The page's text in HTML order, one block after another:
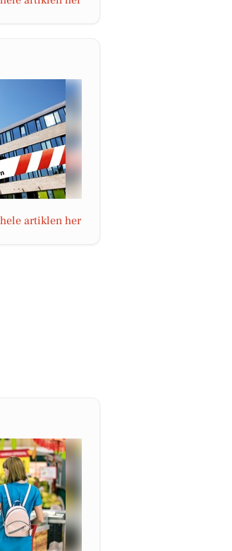
artiklen her